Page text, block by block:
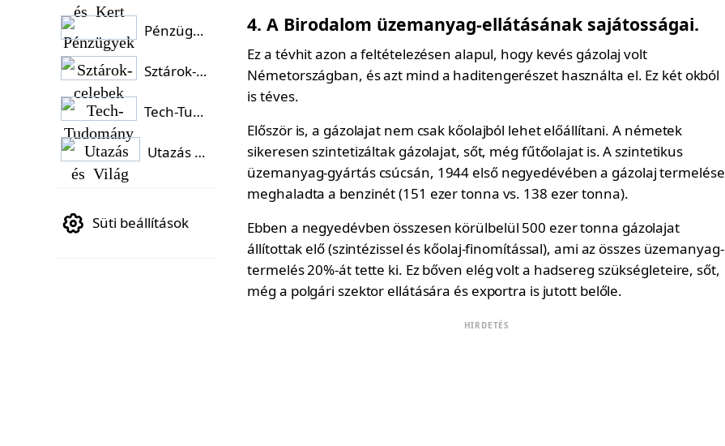
4. A Birodalom üzemanyag-ellátásának sajátosságai.
Ez a tévhit azon a feltételezésen alapul, hogy kevés gázolaj volt
Németországban, és azt mind a haditengerészet használta el. Ez két okból
is téves.
Először is, a gázolajat nem csak kőolajból lehet előállítani. A németek
sikeresen szintetizáltak gázolajat, sőt, még fűtőolajat is. A szintetikus
üzemanyag-gyártás csúcsán, 1944 első negyedévében a gázolaj termelése
meghaladta a benzinét (151 ezer tonna vs. 138 ezer tonna).
Ebben a negyedévben összesen körülbelül 500 ezer tonna gázolajat
állítottak elő (szintézissel és kőolaj-finomítással), ami az összes üzemanyag-
termelés 20%-át tette ki. Ez bőven elég volt a hadsereg szükségleteire, sőt,
még a polgári szektor ellátására és exportra is jutott belőle.
HIRDETÉS
Pénzügyek
Sztárok-celebek
Tech-Tudomány
Utazás és Világ
Süti beállítások